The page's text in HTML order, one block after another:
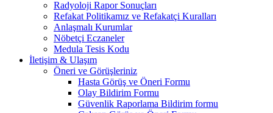
Radyoloji Rapor Sonuçları
Refakat Politikamız ve Refakatçi Kuralları
Anlaşmalı Kurumlar
Nöbetçi Eczaneler
Medula Tesis Kodu
İletişim & Ulaşım
Öneri ve Görüşleriniz
Hasta Görüş ve Öneri Formu
Olay Bildirim Formu
Güvenlik Raporlama Bildirim formu